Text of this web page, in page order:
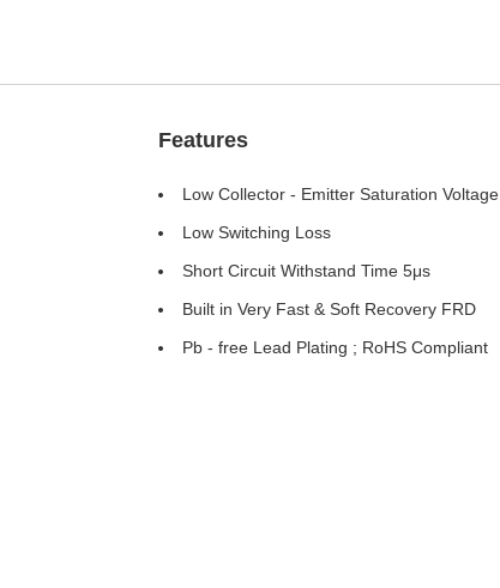
Features
Low Collector - Emitter Saturation Voltage
Low Switching Loss
Short Circuit Withstand Time 5μs
Built in Very Fast & Soft Recovery FRD
Pb - free Lead Plating ; RoHS Compliant